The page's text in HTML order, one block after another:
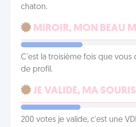
chaton.
MIROIR, MON BEAU
C'est la troisième fois que
de profil.
JE VALIDE, MA
200 votes je valide, c'est une